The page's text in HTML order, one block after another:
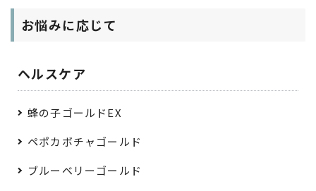
お悩みに応じて
ヘルスケア
蜂の子ゴールドEX
ペポカボチャゴールド
ブルーベリーゴールド